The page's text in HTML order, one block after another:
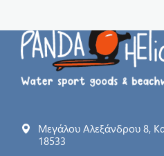
Μεγάλου Αλεξάνδρου 8,
18533